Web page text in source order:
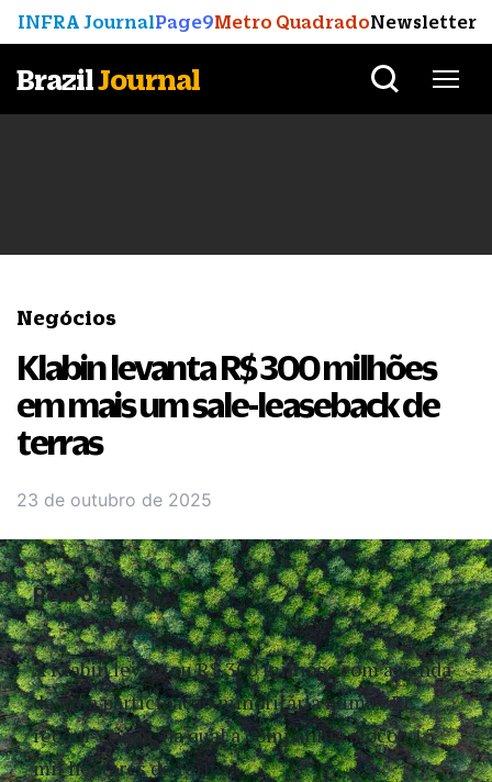
INFRA JournalPage9Metro QuadradoNewsletter
BrazilJournal
Negócios
Klabin levanta R$ 300 milhões
em mais um sale-leaseback de
terras
23 de outubro de 2025
A Klabin levantou R$ 300 milhões com a venda
de uma participação minoritária numa SPE
recém-criada, na qual a companhia alocou 15
mil hectares de terras.
Pedro Arbex